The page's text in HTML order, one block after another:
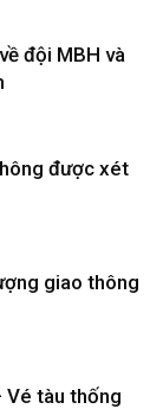
đội MBH và
được xét
giao thông
Vé tàu thống